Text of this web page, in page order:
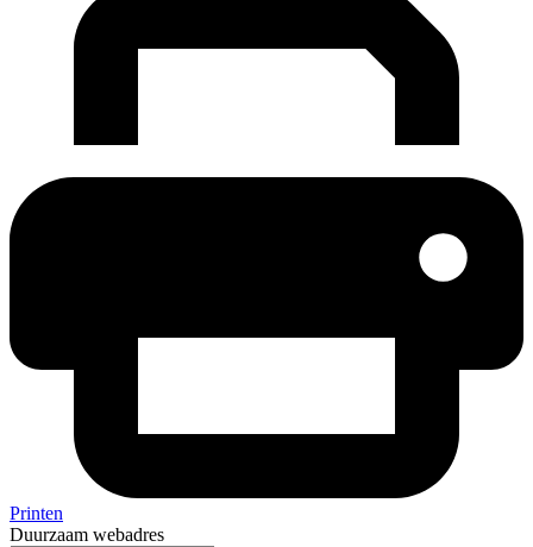
Printen
Duurzaam webadres